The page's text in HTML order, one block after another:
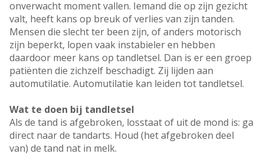
onverwacht moment vallen. Iemand die op zijn gezicht
valt, heeft kans op breuk of verlies van zijn tanden.
Mensen die slecht ter been zijn, of anders motorisch
zijn beperkt, lopen vaak instabieler en hebben
daardoor meer kans op tandletsel. Dan is er een groep
patiënten die zichzelf beschadigt. Zij lijden aan
automutilatie. Automutilatie kan leiden tot tandletsel.
Wat te doen bij tandletsel
Als de tand is afgebroken, losstaat of uit de mond is: ga
direct naar de tandarts. Houd (het afgebroken deel
van) de tand nat in melk.